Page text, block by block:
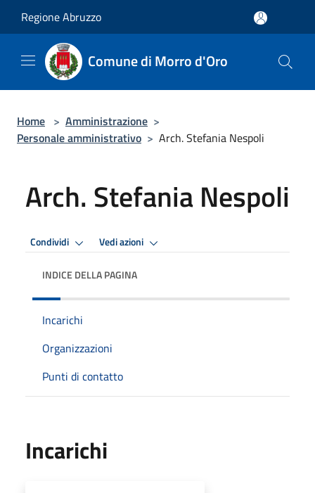
Regione Abruzzo
Comune di Morro d'Oro
Home > Amministrazione >
Personale amministrativo > Arch. Stefania Nespoli
Arch. Stefania Nespoli
Condividi Vedi azioni
INDICE DELLA PAGINA
Incarichi
Organizzazioni
Punti di contatto
Incarichi